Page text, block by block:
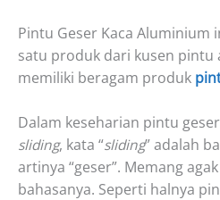
Pintu Geser Kaca Aluminium
satu produk dari kusen pintu
memiliki beragam produk
Dalam keseharian pintu
sliding, kata “sliding” adalah
artinya “geser”. Memang
bahasanya. Seperti halnya